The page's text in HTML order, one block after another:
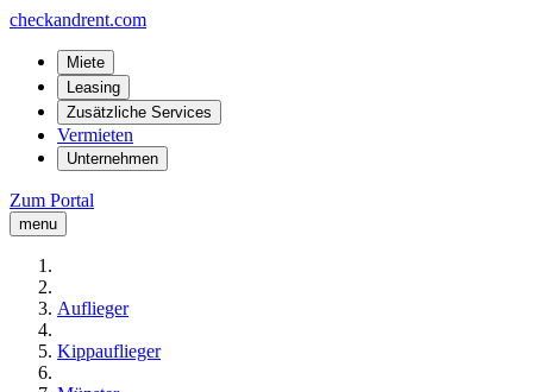
checkandrent.com
Miete
Leasing
Zusätzliche Services
Vermieten
Unternehmen
Zum Portal
menu
Auflieger
Kippauflieger